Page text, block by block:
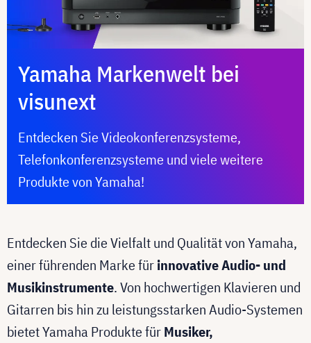
Yamaha Markenwelt bei
visunext
Entdecken Sie Videokonferenzsysteme,
Telefonkonferenzsysteme und viele weitere
Produkte von Yamaha!
Entdecken Sie die Vielfalt und Qualität von Yamaha,
einer führenden Marke fürinnovative Audio- und
Musikinstrumente. Von hochwertigen Klavieren und
Gitarren bis hin zu leistungsstarken Audio-Systemen
bietet Yamaha Produkte fürMusiker,